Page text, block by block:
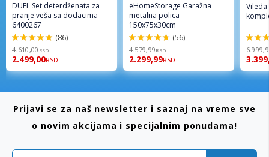
DUEL Set deterdženata za
pranje veša sa dodacima
6400267
98%
(86)
4.610,00RSD
2.499,00RSD
eHomeStorage Garažna
metalna polica
150x75x30cm
96%
(56)
4.579,99RSD
2.299,99RSD
92%
Prijavi se za naš newsletter i saznaj na vreme sve
o novim akcijama i specijalnim ponudama!